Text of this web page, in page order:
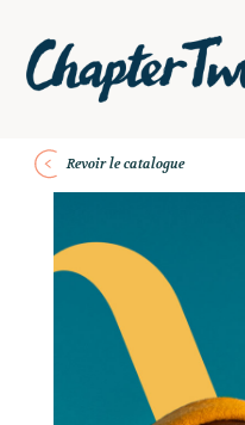
Revoir le catalogue